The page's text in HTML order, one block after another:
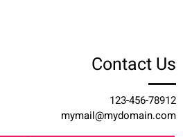
Contact Us
123-456-78912
mymail@mydomain.com